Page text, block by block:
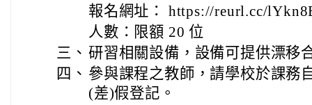
報名網址： https://reurl.cc/
人數：限額 20 位
三、 研習相關設備，設備可提供漂移
四、 參與課程之教師，請學校於課務
(差)假登記。